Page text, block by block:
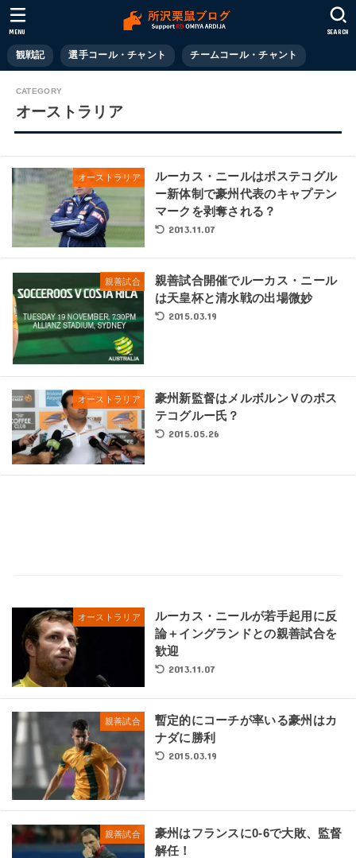
観戦記 選手コール・チャント チームコール・チャント
SEARCH
MENU
オーストラリア
オーストラリア
ルーカス・ニールはポステコグル
ー新体制で豪州代表のキャプテン
マークを剥奪される？
2013.11.07
親善試合
親善試合開催でルーカス・ニール
は天皇杯と清水戦の出場微妙
2015.03.19
オーストラリア
豪州新監督はメルボルンＶのポス
テコグルー氏？
2015.05.26
オーストラリア
ルーカス・ニールが若手起用に反
論＋イングランドとの親善試合を
歓迎
2013.11.07
親善試合
暫定的にコーチが率いる豪州はカ
ナダに勝利
2015.03.19
親善試合
豪州はフランスに0-6で大敗、監督
解任！